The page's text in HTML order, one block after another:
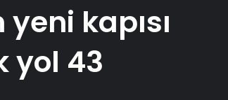
kapısı
yol 43